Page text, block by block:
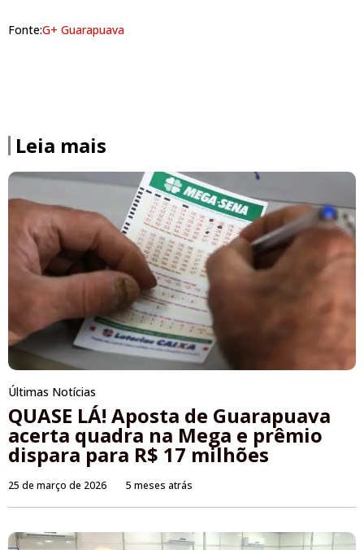
Fonte:G+ Guarapuava
Leia mais
Últimas Notícias
QUASE LÁ! Aposta de Guarapuava
acerta quadra na Mega e prêmio
dispara para R$ 17 milhões
25 de março de 2026 5 meses atrás